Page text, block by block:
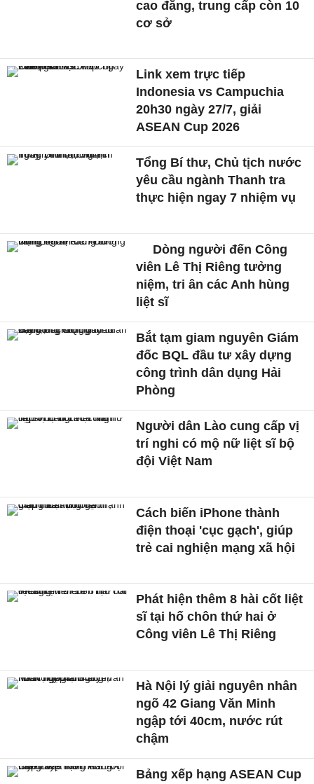
cao đẳng, trung cấp còn 10
cơ sở
Link xem trực tiếp
Indonesia vs Campuchia
20h30 ngày 27/7, giải
ASEAN Cup 2026
Tổng Bí thư, Chủ tịch nước
yêu cầu ngành Thanh tra
thực hiện ngay 7 nhiệm vụ
Dòng người đến Công
viên Lê Thị Riêng tưởng
niệm, tri ân các Anh hùng
liệt sĩ
Bắt tạm giam nguyên Giám
đốc BQL đầu tư xây dựng
công trình dân dụng Hải
Phòng
Người dân Lào cung cấp vị
trí nghi có mộ nữ liệt sĩ bộ
đội Việt Nam
Cách biến iPhone thành
điện thoại 'cục gạch', giúp
trẻ cai nghiện mạng xã hội
Phát hiện thêm 8 hài cốt liệt
sĩ tại hố chôn thứ hai ở
Công viên Lê Thị Riêng
Hà Nội lý giải nguyên nhân
ngõ 42 Giang Văn Minh
ngập tới 40cm, nước rút
chậm
Bảng xếp hạng ASEAN Cup